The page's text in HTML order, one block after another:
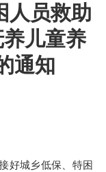
人员救助
儿童养
通知
好城乡低保、特困